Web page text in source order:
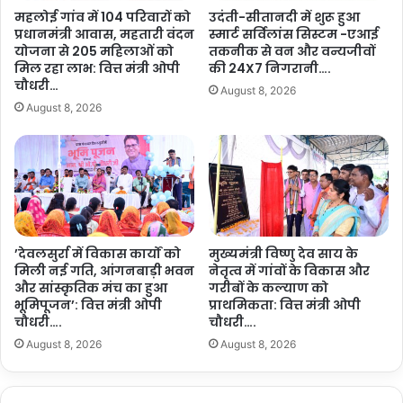
…
.प्रे
र
क
’
वि
य
र
ला
ल
ज
ग
द
ल
पु
री
मं
प
महलोई गांव में 104 परिवारों को
प्रधानमंत्री आवास, महतारी वंदन
योजना से 205 महिलाओं को
मिल रहा लाभ: वित्त मंत्री ओपी
चौधरी…
August 8, 2026
उदंती-सीतानदी में शुरू हुआ
स्मार्ट सर्विलांस सिस्टम -एआई
तकनीक से वन और वन्यजीवों
की 24X7 निगरानी….
August 8, 2026
’देवलसुर्रा में विकास कार्यों को
मिली नई गति, आंगनबाड़ी भवन
और सांस्कृतिक मंच का हुआ
भूमिपूजन’: वित्त मंत्री ओपी
चौधरी….
August 8, 2026
मुख्यमंत्री विष्णु देव साय के
नेतृत्व में गांवों के विकास और
गरीबों के कल्याण को
प्राथमिकता: वित्त मंत्री ओपी
चौधरी….
August 8, 2026